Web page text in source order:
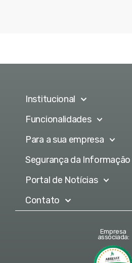
Institucional
Funcionalidades
Para a sua empresa
Segurança da Informação
Portal de Notícias
Contato
Empresa
associada: